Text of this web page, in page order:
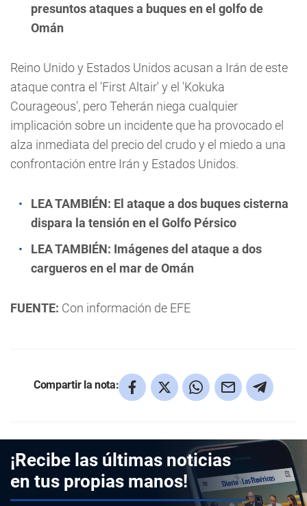
presuntos ataques a buques en el golfo de
Omán
Reino Unido y Estados Unidos acusan a Irán de este
ataque contra el 'First Altair' y el 'Kokuka
Courageous', pero Teherán niega cualquier
implicación sobre un incidente que ha provocado el
alza inmediata del precio del crudo y el miedo a una
confrontación entre Irán y Estados Unidos.
LEA TAMBIÉN: El ataque a dos buques cisterna
dispara la tensión en el Golfo Pérsico
LEA TAMBIÉN: Imágenes del ataque a dos
cargueros en el mar de Omán
FUENTE: Con información de EFE
Compartir la nota:
¡Recibe las últimas noticias
en tus propias manos!